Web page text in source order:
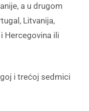
a u drugom
Litvanija,
Hercegovina ili
i trećoj sedmici